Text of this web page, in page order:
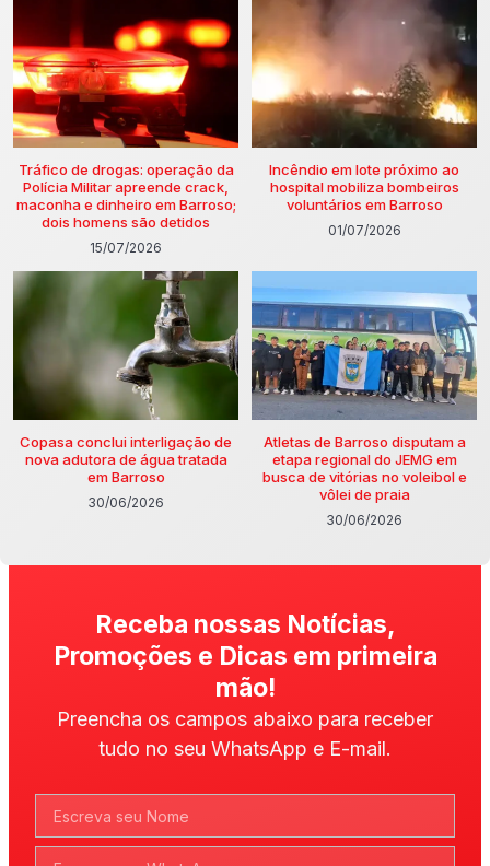
Tráfico de drogas: operação da
Polícia Militar apreende crack,
maconha e dinheiro em Barroso;
dois homens são detidos
15/07/2026
Incêndio em lote próximo ao
hospital mobiliza bombeiros
voluntários em Barroso
01/07/2026
Copasa conclui interligação de
nova adutora de água tratada
em Barroso
30/06/2026
Atletas de Barroso disputam a
etapa regional do JEMG em
busca de vitórias no voleibol e
vôlei de praia
30/06/2026
Receba nossas Notícias,
Promoções e Dicas em primeira
mão!
Preencha os campos abaixo para receber
tudo no seu WhatsApp e E-mail.